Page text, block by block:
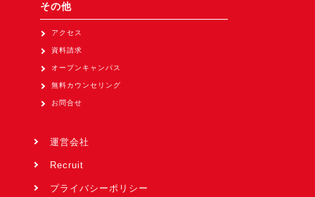
その他
アクセス
資料請求
オープンキャンパス
無料カウンセリング
お問合せ
運営会社
Recruit
プライバシーポリシー